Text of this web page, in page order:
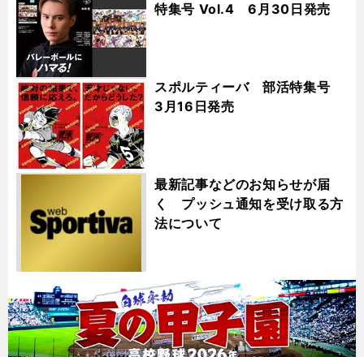
特集号 Vol.4 6月30日発売
スポルティーバ 部活特集号
3月16日発売
最新記事などのお知らせが届
く プッシュ通知を受け取る方
法について